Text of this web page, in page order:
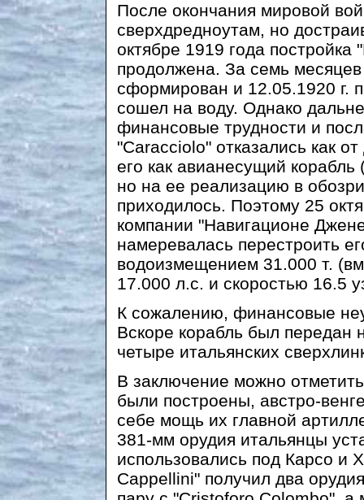
После окончания мировой
сверхдредноутам, но
октябре 1919 года
продолжена. За семь
сформирован и 12.05.1920 г.
сошел на воду. Однако
финансовые трудности и
"Caracciolo" отказались как
его как авианесущий корабль
но на ее реализацию в
приходилось. Поэтому 25
компании "Навигационе
намеревалась перестроить
водоизмещением 31.000 т.
17.000 л.с. и скоростью 16.5
К сожалению, финансовые
Вскоре корабль был передан
четыре итальянских
В заключение можно
были построены, австро-
себе мощь их главной
381-мм орудия итальянцы
использовались под Карсо и
Cappellini" получил два